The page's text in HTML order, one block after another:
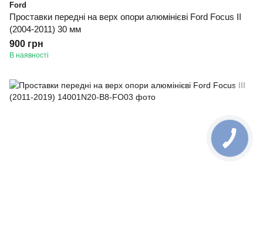
Ford
Проставки передні на верх опори алюмінієві Ford Focus II
(2004-2011) 30 мм
900 грн
В наявності